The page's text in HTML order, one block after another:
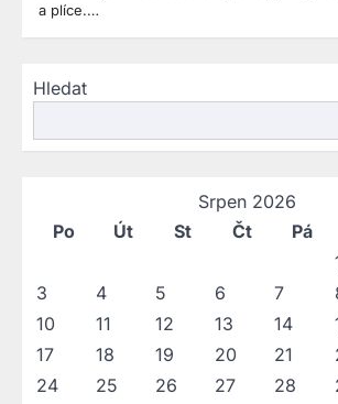
a plíce.…
Hledat
Srpen 2026
Po
Út St Čt Pá
3
4 5 6 7
10
11 12 13 14
17
18 19 20 21
24
25 26 27 28